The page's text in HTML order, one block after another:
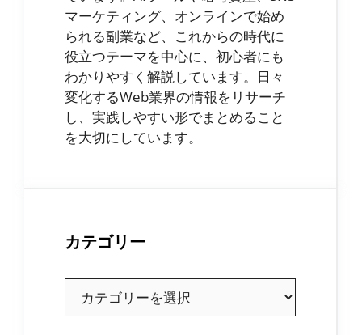
マーケティング、オンラインで始め
られる副業など、これからの時代に
役立つテーマを中心に、初心者にも
わかりやすく解説しています。日々
変化するWeb業界の情報をリサーチ
し、実践しやすい形でまとめること
を大切にしています。
カテゴリー